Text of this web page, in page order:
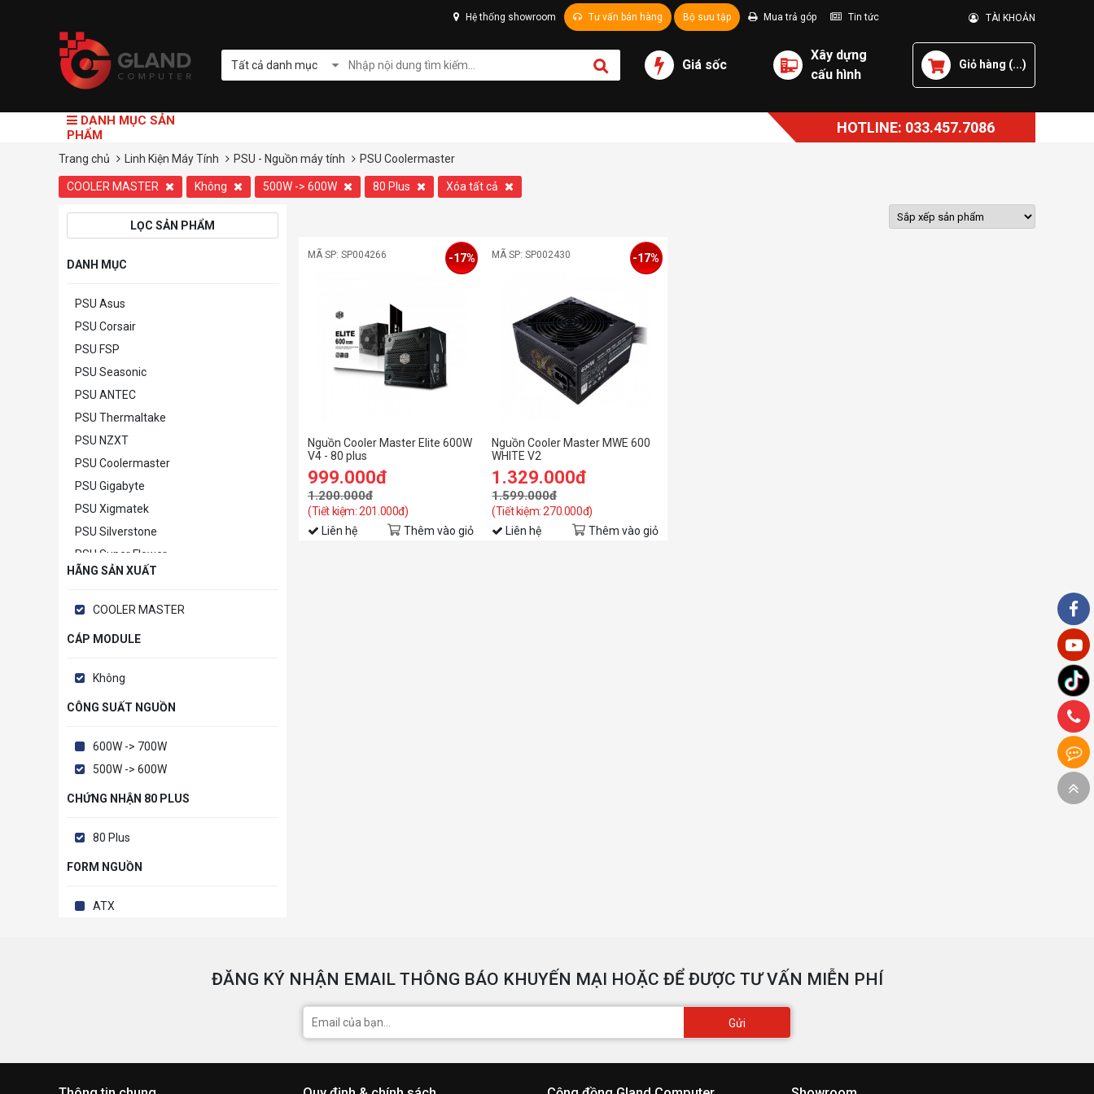
Hệ thống showroom Tư vấn bán hàng Bộ sưu tập Mua trả góp Tin tức TÀI KHOẢN
Tất cả danh mục Giá sốc
Xây dựng
cấu hình
Giỏ hàng (...)
DANH MỤC SẢN
PHẨM
HOTLINE: 033.457.7086
Trang chủ Linh Kiện Máy Tính PSU - Nguồn máy tính PSU Coolermaster
COOLER MASTER Không 500W -> 600W 80 Plus Xóa tất cả
LỌC SẢN PHẨM
DANH MỤC
PSU Asus
PSU Corsair
PSU FSP
PSU Seasonic
PSU ANTEC
PSU Thermaltake
PSU NZXT
PSU Coolermaster
PSU Gigabyte
PSU Xigmatek
PSU Silverstone
PSU Super Flower
PSU MSI
HÃNG SẢN XUẤT
COOLER MASTER
CÁP MODULE
Không
CÔNG SUẤT NGUỒN
600W -> 700W
500W -> 600W
CHỨNG NHẬN 80 PLUS
80 Plus
FORM NGUỒN
ATX
MÃ SP: SP004266
Nguồn Cooler Master Elite 600W
V4 - 80 plus
999.000đ
1.200.000đ
(Tiết kiệm: 201.000đ)
-17%
Liên hệ Thêm vào giỏ
MÃ SP: SP002430
Nguồn Cooler Master MWE 600
WHITE V2
1.329.000đ
1.599.000đ
(Tiết kiệm: 270.000đ)
-17%
Liên hệ Thêm vào giỏ
ĐĂNG KÝ NHẬN EMAIL THÔNG BÁO KHUYẾN MẠI HOẶC ĐỂ ĐƯỢC TƯ VẤN MIỄN PHÍ
Gửi